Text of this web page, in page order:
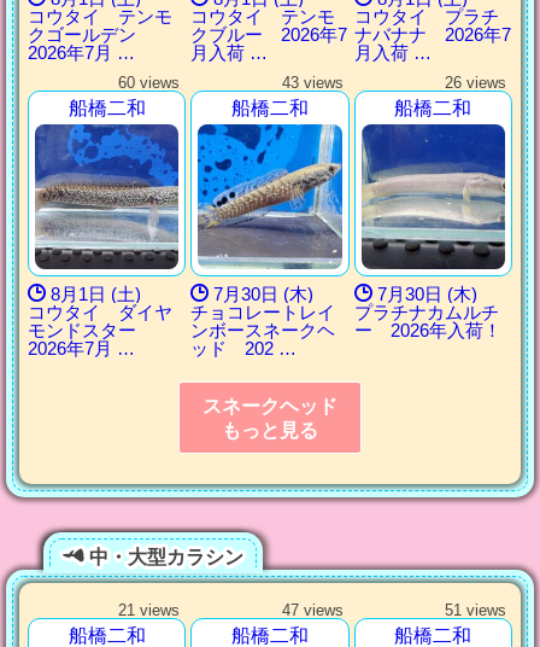
コウタイ テンモ
クゴールデン
2026年7月 …
コウタイ テンモ
クブルー 2026年7
月入荷 …
コウタイ プラチ
ナバナナ 2026年7
月入荷 …
60 views
船橋二和
8月1日 (土)
コウタイ ダイヤ
モンドスター
2026年7月 …
43 views
船橋二和
7月30日 (木)
チョコレートレイ
ンボースネークヘ
ッド 202 …
26 views
船橋二和
7月30日 (木)
プラチナカムルチ
ー 2026年入荷！
スネークヘッド
もっと見る
中・大型カラシン
21 views
船橋二和
47 views
船橋二和
51 views
船橋二和